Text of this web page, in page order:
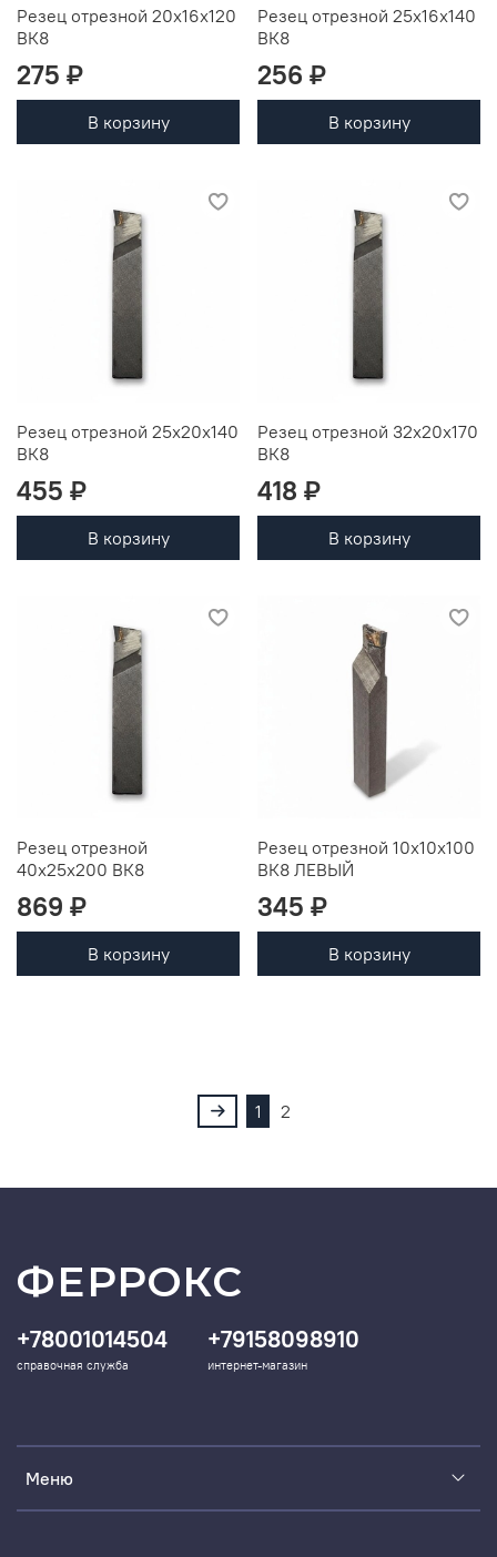
Резец отрезной 20х16х120
ВК8
275 ₽
В корзину
Резец отрезной 25х16х140
ВК8
256 ₽
В корзину
Резец отрезной 25х20х140
ВК8
455 ₽
В корзину
Резец отрезной 32х20х170
ВК8
418 ₽
В корзину
Резец отрезной
40х25х200 ВК8
869 ₽
В корзину
Резец отрезной 10х10х100
ВК8 ЛЕВЫЙ
345 ₽
В корзину
1 2
Меню
+78001014504
справочная служба
+79158098910
интернет-магазин
ФЕРРОКС